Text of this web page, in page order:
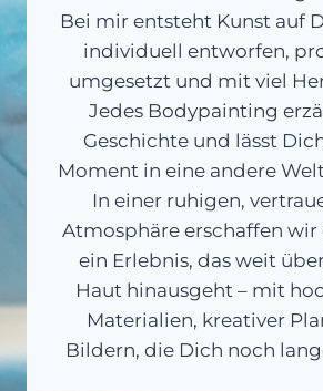
Bei mir entsteht Kunst auf
individuell entworfen,
umgesetzt und mit viel
Jedes Bodypainting
Geschichte und lässt
Moment in eine andere
In einer ruhigen,
Atmosphäre erschaffen
ein Erlebnis, das weit
Haut hinausgeht – mit
Materialien, kreativer
Bildern, die Dich noch